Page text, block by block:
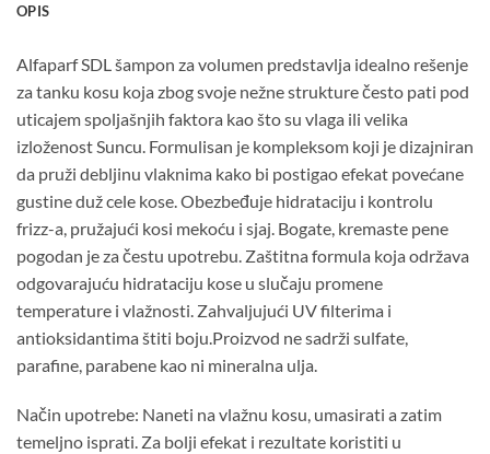
OPIS
Alfaparf SDL šampon za volumen predstavlja idealno rešenje
za tanku kosu koja zbog svoje nežne strukture često pati pod
uticajem spoljašnjih faktora kao što su vlaga ili velika
izloženost Suncu. Formulisan je kompleksom koji je dizajniran
da pruži debljinu vlaknima kako bi postigao efekat povećane
gustine duž cele kose. Obezbeđuje hidrataciju i kontrolu
frizz-a, pružajući kosi mekoću i sjaj. Bogate, kremaste pene
pogodan je za čestu upotrebu. Zaštitna formula koja održava
odgovarajuću hidrataciju kose u slučaju promene
temperature i vlažnosti. Zahvaljujući UV filterima i
antioksidantima štiti boju.Proizvod ne sadrži sulfate,
parafine, parabene kao ni mineralna ulja.
Način upotrebe: Naneti na vlažnu kosu, umasirati a zatim
temeljno isprati. Za bolji efekat i rezultate koristiti u